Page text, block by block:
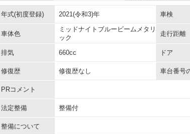
年式(初度登録) 2021(令和3)年 車検
車体色
ミッドナイトブルービームメタリ
ック
走行距離
排気 660cc ドア
修復歴 修復歴なし 車台番号
PRコメント
法定整備 整備付
整備について